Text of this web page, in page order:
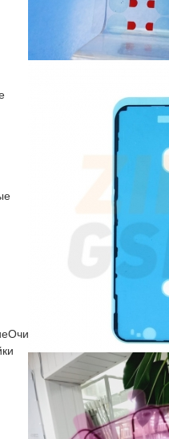
Очистители ОтверткиПинцеты